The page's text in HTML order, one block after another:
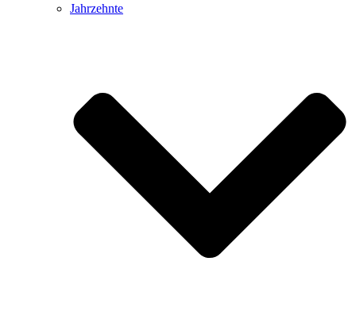
Jahrzehnte